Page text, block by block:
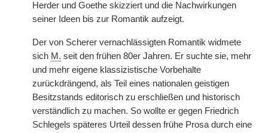
Herder und Goethe skizziert und die Nachwirkungen
seiner Ideen bis zur Romantik aufzeigt.
Der von Scherer vernachlässigten Romantik widmete
sich M. seit den frühen 80er Jahren. Er suchte sie, mehr
und mehr eigene klassizistische Vorbehalte
zurückdrängend, als Teil eines nationalen geistigen
Besitzstands editorisch zu erschließen und historisch
verständlich zu machen. So wollte er gegen Friedrich
Schlegels späteres Urteil dessen frühe Prosa durch eine